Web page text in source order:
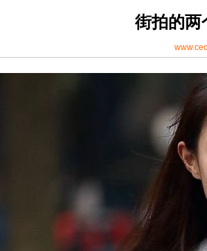
街拍的两